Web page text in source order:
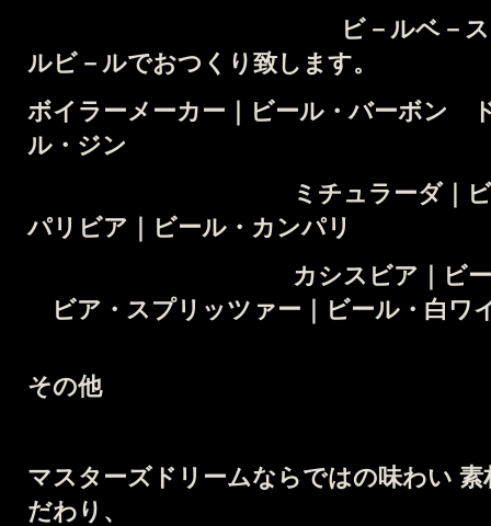
ビ－ルベ－スカクテ
ルビ－ルでおつくり致します。
ボイラーメーカー｜ビール・バーボン
ル・ジン
ミチュラーダ｜ビール
パリビア｜ビール・カンパリ
カシスビア｜ビール・カ
ビア・スプリッツァー｜ビール・白ワ
その他
マスターズドリームならではの味わい 素
だわり、